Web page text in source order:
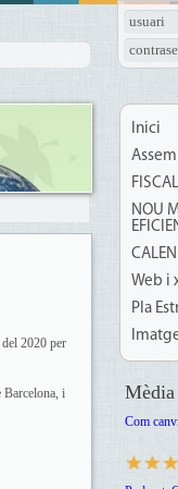
usuari
2020 per
Barcelona, i
Inici
NOU
Web i
Pla
Com